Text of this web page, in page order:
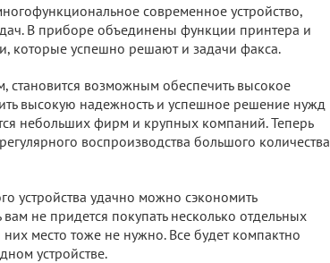
современное устройство,
В приборе объединены функции принтера и
которые успешно решают и задачи факса.
становится возможным обеспечить высокое
высокую надежность и успешное решение нужд
небольших фирм и крупных компаний. Теперь
воспроизводства большого количества
устройства удачно можно сэкономить
не придется покупать несколько отдельных
них место тоже не нужно. Все будет компактно
устройстве.